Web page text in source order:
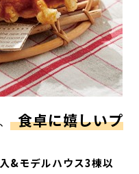
食卓に嬉しいプ
&モデルハウス3棟以